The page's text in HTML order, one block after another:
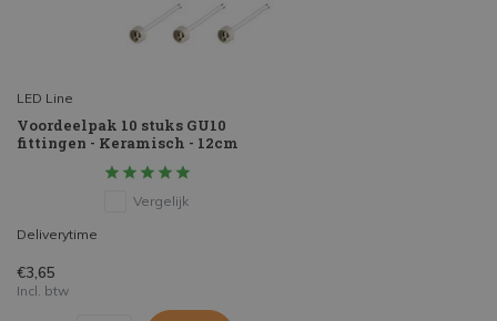
LED Line
Voordeelpak 10 stuks GU10
fittingen - Keramisch - 12cm
Vergelijk
Deliverytime
€3,65
Incl. btw